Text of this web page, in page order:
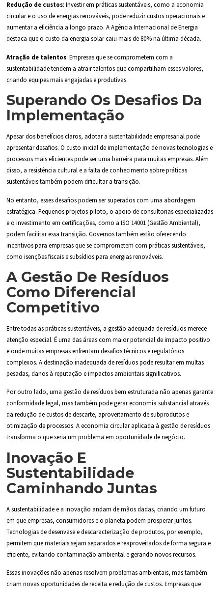
Redução de custos: Investir em práticas sustentáveis, como a economia
circular e o uso de energias renováveis, pode reduzir custos operacionais e
aumentar a eficiência a longo prazo. A Agência Internacional de Energia
destaca que o custo da energia solar caiu mais de 80% na última década.
Atração de talentos: Empresas que se comprometem com a
sustentabilidade tendem a atrair talentos que compartilham esses valores,
criando equipes mais engajadas e produtivas.
Superando Os Desafios Da
Implementação
Apesar dos benefícios claros, adotar a sustentabilidade empresarial pode
apresentar desafios. O custo inicial de implementação de novas tecnologias e
processos mais eficientes pode ser uma barreira para muitas empresas. Além
disso, a resistência cultural e a falta de conhecimento sobre práticas
sustentáveis também podem dificultar a transição.
No entanto, esses desafios podem ser superados com uma abordagem
estratégica. Pequenos projetos-piloto, o apoio de consultorias especializadas
e o investimento em certificações, como a ISO 14001 (Gestão Ambiental),
podem facilitar essa transição. Governos também estão oferecendo
incentivos para empresas que se comprometem com práticas sustentáveis,
como isenções fiscais e subsídios para energias renováveis.
A Gestão De Resíduos
Como Diferencial
Competitivo
Entre todas as práticas sustentáveis, a gestão adequada de resíduos merece
atenção especial. É uma das áreas com maior potencial de impacto positivo
e onde muitas empresas enfrentam desafios técnicos e regulatórios
complexos. A destinação inadequada de resíduos pode resultar em multas
pesadas, danos à reputação e impactos ambientais significativos.
Por outro lado, uma gestão de resíduos bem estruturada não apenas garante
conformidade legal, mas também pode gerar economia substancial através
da redução de custos de descarte, aproveitamento de subprodutos e
otimização de processos. A economia circular aplicada à gestão de resíduos
transforma o que seria um problema em oportunidade de negócio.
Inovação E
Sustentabilidade
Caminhando Juntas
A sustentabilidade e a inovação andam de mãos dadas, criando um futuro
em que empresas, consumidores e o planeta podem prosperar juntos.
Tecnologias de desenvase e descaracterização de produtos, por exemplo,
permitem que materiais sejam separados e reaproveitados de forma segura e
eficiente, evitando contaminação ambiental e gerando novos recursos.
Essas inovações não apenas resolvem problemas ambientais, mas também
criam novas oportunidades de receita e redução de custos. Empresas que